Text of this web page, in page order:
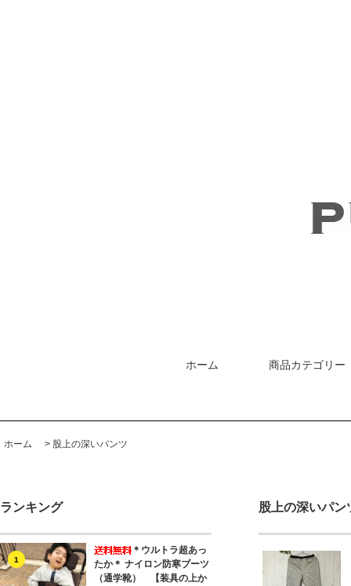
ホーム 商品カテゴリー
ホーム > 股上の深いパンツ
ランキング
1
＊ウルトラ超あっ
たか＊ ナイロン防寒ブーツ
（通学靴） 【装具の上か
股上の深いパン